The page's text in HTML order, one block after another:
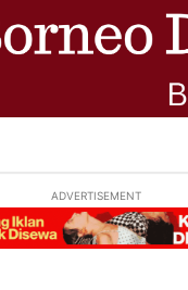
ADVERTISEMENT